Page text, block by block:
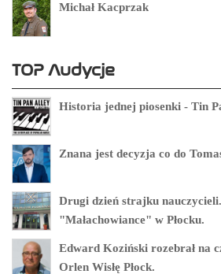
Michał Kacprzak
TOP Audycje
Historia jednej piosenki - Tin
Znana jest decyzja co do
Drugi dzień strajku
"Małachowiance" w Płocku.
Edward Koziński rozebrał na
Orlen Wisłę Płock.